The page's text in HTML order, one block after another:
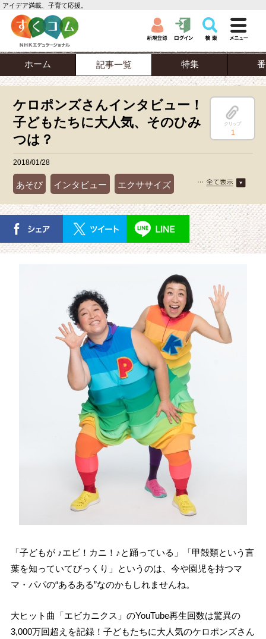
アイデア満載、子育て応援。
ホーム 記事一覧 特集
ケロポンズさんインタビュー！
子どもたちに大人気、そのひみ
つは？
クリップ
1
2018/01/28
あそび インタビュー エクササイズ
運動
「子どもが ♪エビ！カニ！♪と踊っている」「甲殻類という言
葉を知っていてびっくり」というのは、今や園児を持つマ
マ・パパの“あるある”なのかもしれませんね。
大ヒット曲「エビカニクス」のYouTube再生回数は驚異の
3,000万回超えを記録！子どもたちに大人気のケロポンズさん